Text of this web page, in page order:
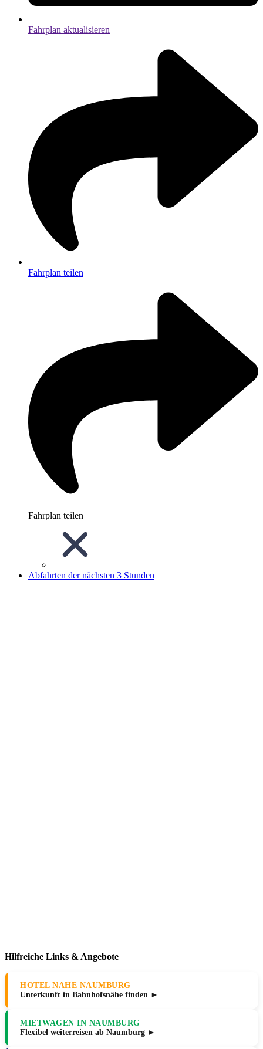
Fahrplan aktualisieren
Fahrplan teilen
Fahrplan teilen
Abfahrten der nächsten 3 Stunden
Hilfreiche Links & Angebote
HOTEL NAHE NAUMBURG
Unterkunft in Bahnhofsnähe finden ►
MIETWAGEN IN NAUMBURG
Flexibel weiterreisen ab Naumburg ►